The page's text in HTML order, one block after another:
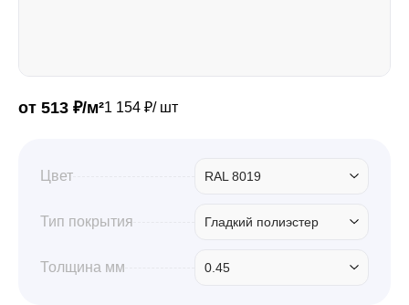
Профили для гипсокартона
Другие товары
от 513 ₽/м²1 154 ₽/ шт
Цвет RAL 8019
Тип покрытия Гладкий полиэстер
Толщина мм 0.45